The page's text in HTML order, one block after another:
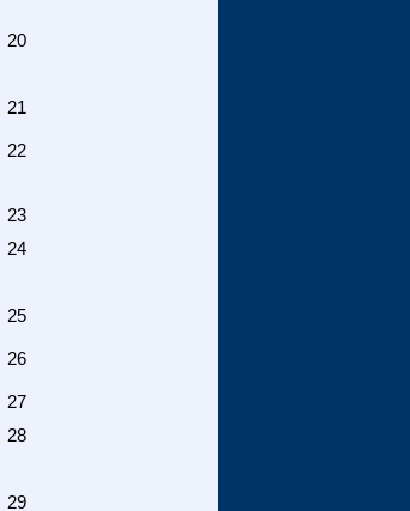
20
21
22
23
24
25
26
27
28
29